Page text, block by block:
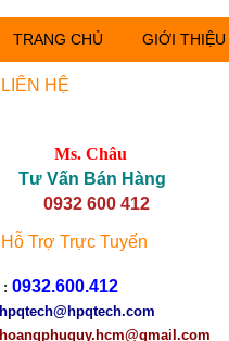
LIÊN HỆ
Ms. Châu
Tư Vấn Bán Hàng
0932 600 412
Hỗ Trợ Trực Tuyến
: 0932.600.412
hpqtech@hpqtech.com
hoangphuquy.hcm@gmail.com
TRANG CHỦ GIỚI THIỆU